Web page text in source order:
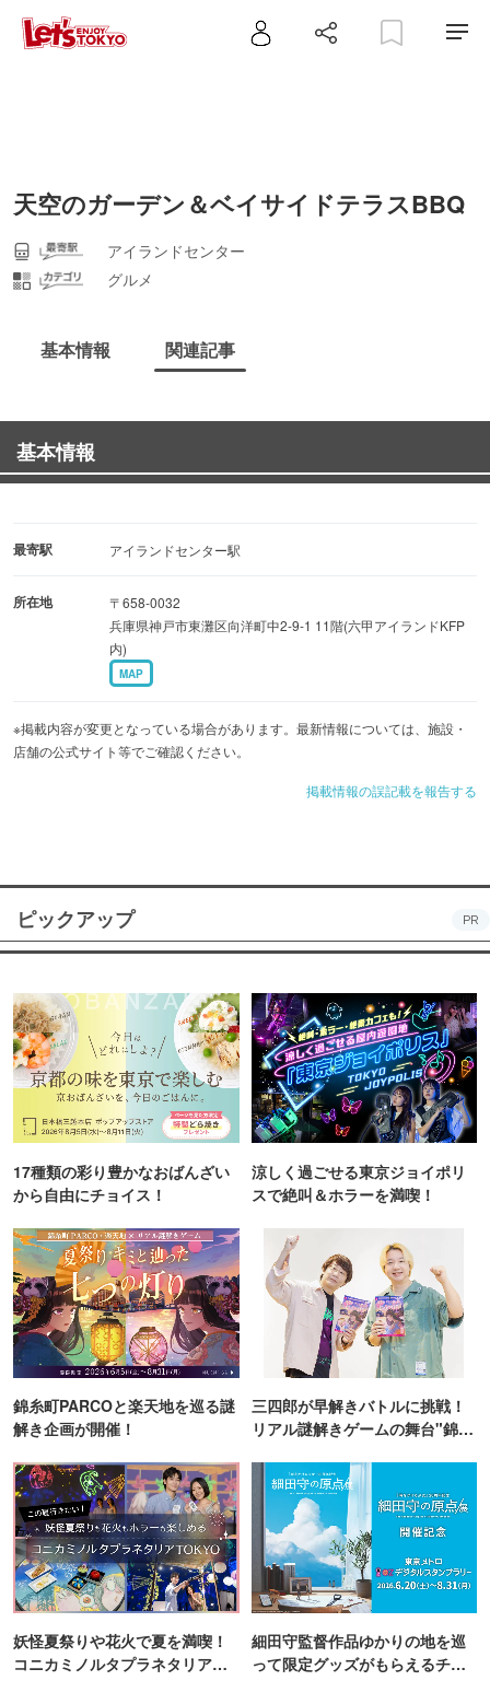
天空のガーデン＆ベイサイドテラスBBQ
アイランドセンター
グルメ
基本情報 関連記事
基本情報
最寄駅 アイランドセンター駅
所在地
〒658-0032
兵庫県神戸市東灘区向洋町中2-9-1 11階(六甲アイランドKFP
内)
MAP
※掲載内容が変更となっている場合があります。最新情報については、施設・
店舗の公式サイト等でご確認ください。
掲載情報の誤記載を報告する
ピックアップ PR
17種類の彩り豊かなおばんざい
から自由にチョイス！
涼しく過ごせる東京ジョイポリ
スで絶叫＆ホラーを満喫！
錦糸町PARCOと楽天地を巡る謎
解き企画が開催！
三四郎が早解きバトルに挑戦！
リアル謎解きゲームの舞台"錦糸
妖怪夏祭りや花火で夏を満喫！
コニカミノルタプラネタリア
細田守監督作品ゆかりの地を巡
って限定グッズがもらえるチャ